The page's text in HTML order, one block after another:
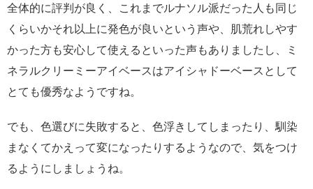
全体的に評判が良く、これまでルナソル派だった人も同じ
くらいかそれ以上に発色が良いという声や、肌荒れしやす
かった方も安心して使えるといった声もありましたし、ミ
ネラルクリーミーアイベースはアイシャドーベースとして
とても優秀なようですね。
でも、色選びに失敗すると、色浮きしてしまったり、馴染
まなくてかえって変になったりするようなので、気をつけ
るようにしましょうね。